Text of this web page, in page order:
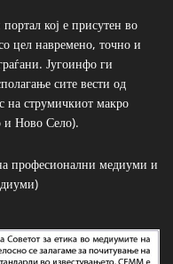
кој е присутен во
цел навремено, точно и
Југоинфо ги
сите вести од
на струмичкиот макро
и Ново Село).
професионални медиуми и